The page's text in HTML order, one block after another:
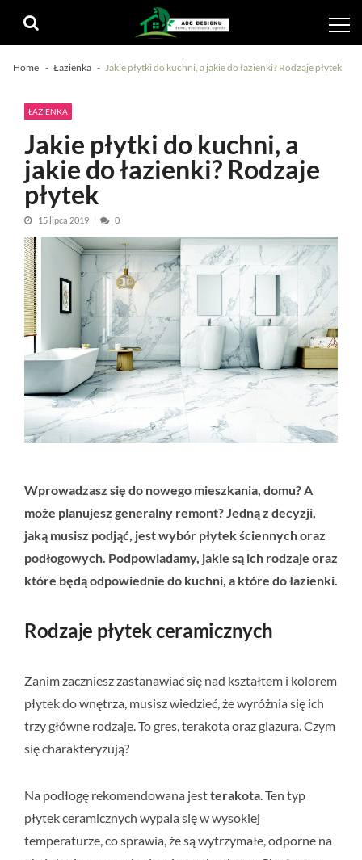
navigation
content
Home Łazienka Jakie płytki do kuchni, a jakie do łazienki? Rodzaje płytek
ŁAZIENKA
Jakie płytki do kuchni, a
jakie do łazienki? Rodzaje
płytek
15 lipca 2019 0
Wprowadzasz się do nowego mieszkania, domu? A
może planujesz generalny remont? Jedną z decyzji,
jaką musisz podjąć, jest wybór płytek ściennych oraz
podłogowych. Podpowiadamy, jakie są ich rodzaje oraz
które będą odpowiednie do kuchni, a które do łazienki.
Rodzaje płytek ceramicznych
Zanim zaczniesz zastanawiać się nad kształtem i kolorem
płytek do wnętrza, musisz wiedzieć, że wyróżnia się ich
trzy główne rodzaje. To gres, terakota oraz glazura. Czym
się charakteryzują?
Na podłogę rekomendowana jestterakota . Ten typ
płytek ceramicznych wypala się w wysokiej
temperaturze, co sprawia, że są wytrzymałe, odporne na